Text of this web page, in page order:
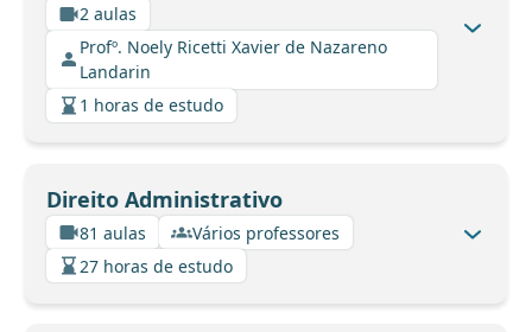
2 aulas
Profº. Noely Ricetti Xavier de Nazareno
Landarin
1 horas de estudo
Direito Administrativo
81 aulas
Vários professores
27 horas de estudo